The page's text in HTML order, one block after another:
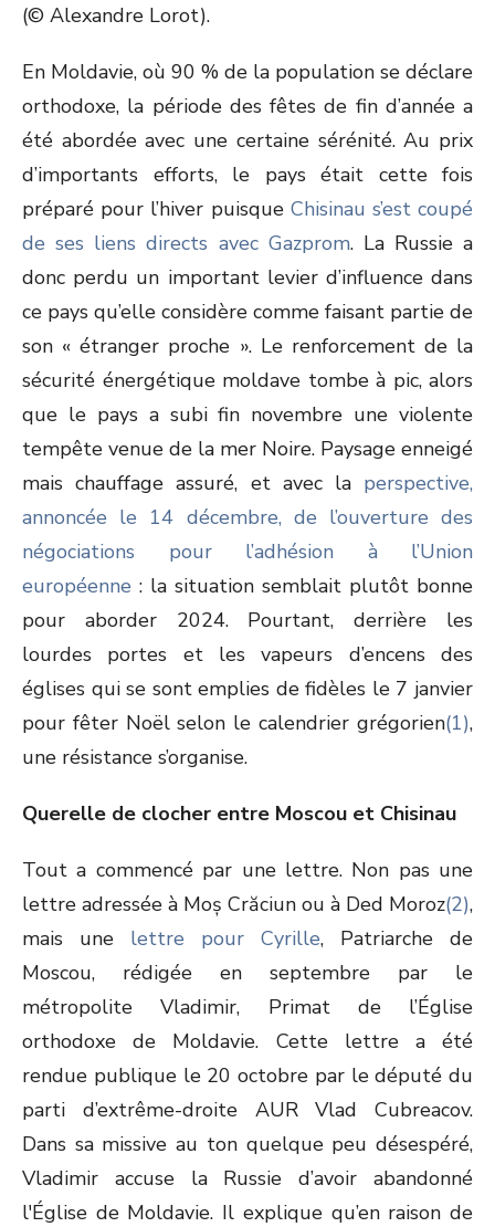
En Moldavie, où 90 % de la population se déclare
orthodoxe, la période des fêtes de fin d’année a
été abordée avec une certaine sérénité. Au prix
d’importants efforts, le pays était cette fois
préparé pour l’hiver puisque Chisinau s’est coupé
de ses liens directs avec Gazprom. La Russie a
donc perdu un important levier d’influence dans
ce pays qu’elle considère comme faisant partie de
son « étranger proche ». Le renforcement de la
sécurité énergétique moldave tombe à pic, alors
que le pays a subi fin novembre une violente
tempête venue de la mer Noire. Paysage enneigé
mais chauffage assuré, et avec la perspective,
annoncée le 14 décembre, de l’ouverture des
négociations pour l’adhésion à l’Union
européenne : la situation semblait plutôt bonne
pour aborder 2024. Pourtant, derrière les
lourdes portes et les vapeurs d’encens des
églises qui se sont emplies de fidèles le 7 janvier
pour fêter Noël selon le calendrier grégorien(1),
une résistance s’organise.
Querelle de clocher entre Moscou et Chisinau
Tout a commencé par une lettre. Non pas une
lettre adressée à Moș Crăciun ou à Ded Moroz(2),
mais une lettre pour Cyrille, Patriarche de
Moscou, rédigée en septembre par le
métropolite Vladimir, Primat de l’Église
orthodoxe de Moldavie. Cette lettre a été
rendue publique le 20 octobre par le député du
parti d’extrême-droite AUR Vlad Cubreacov.
Dans sa missive au ton quelque peu désespéré,
Vladimir accuse la Russie d’avoir abandonné
l'Église de Moldavie. Il explique qu’en raison de